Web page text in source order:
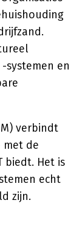
systemen en
verbindt
met de
biedt. Het is
echt
zijn.